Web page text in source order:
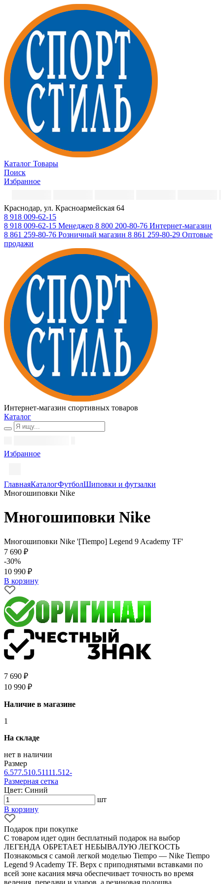
Каталог Товары
Поиск
Избранное
Краснодар, ул. Красноармейская 64
8 918 009-62-15
8 918 009-62-15 Менеджер 8 800 200-80-76 Интернет-магазин
8 861 259-80-76 Розничный магазин 8 861 259-80-29 Оптовые
продажи
Интернет-магазин спортивных товаров
Каталог
Избранное
ГлавнаяКаталогФутболШиповки и футзалки
Многошиповки Nike
Многошиповки Nike
Многошиповки Nike '[Tiempo] Legend 9 Academy TF'
7 690 ₽
-30%
10 990 ₽
В корзину
7 690 ₽
10 990 ₽
Наличие в магазине
1
На складе
нет в наличии
Размер
6.577.510.51111.512-
Размерная сетка
Цвет: Синий
шт
В корзину
Подарок при покупке
С товаром идет один бесплатный подарок на выбор
ЛЕГЕНДА ОБРЕТАЕТ НЕБЫВАЛУЮ ЛЕГКОСТЬ
Познакомься с самой легкой моделью Tiempo — Nike Tiempo
Legend 9 Academy TF. Верх с приподнятыми вставками по
всей зоне касания мяча обеспечивает точность во время
ведения, передачи и ударов, а резиновая подошва